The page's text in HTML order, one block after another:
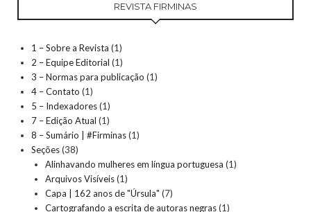
REVISTA FIRMINAS
1 – Sobre a Revista (1)
2 – Equipe Editorial (1)
3 – Normas para publicação (1)
4 – Contato (1)
5 – Indexadores(1)
7 – Edição Atual (1)
8 – Sumário | #Firminas(1)
Seções(38)
Alinhavando mulheres em língua portuguesa (1)
Arquivos Visíveis(1)
Capa | 162 anos de "Úrsula" (7)
Cartografando a escrita de autoras negras(1)